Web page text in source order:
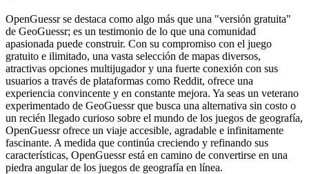
OpenGuessr se destaca como algo más que una "versión gratuita"
de GeoGuessr; es un testimonio de lo que una comunidad
apasionada puede construir. Con su compromiso con el juego
gratuito e ilimitado, una vasta selección de mapas diversos,
atractivas opciones multijugador y una fuerte conexión con sus
usuarios a través de plataformas como Reddit, ofrece una
experiencia convincente y en constante mejora. Ya seas un veterano
experimentado de GeoGuessr que busca una alternativa sin costo o
un recién llegado curioso sobre el mundo de los juegos de geografía,
OpenGuessr ofrece un viaje accesible, agradable e infinitamente
fascinante. A medida que continúa creciendo y refinando sus
características, OpenGuessr está en camino de convertirse en una
piedra angular de los juegos de geografía en línea.